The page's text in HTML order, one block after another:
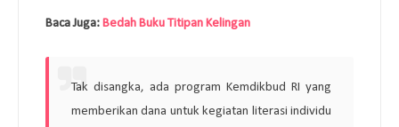
Baca Juga: Bedah Buku Titipan Kelingan
Tak disangka, ada program Kemdikbud RI yang
memberikan dana untuk kegiatan literasi individu